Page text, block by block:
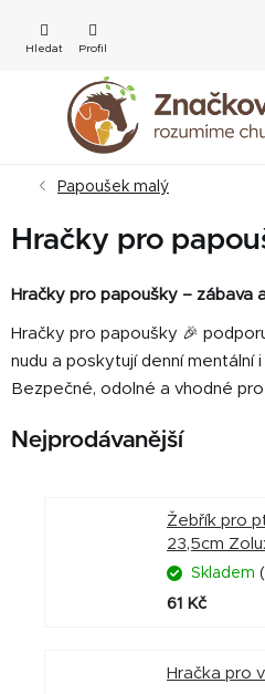
obsah
Papoušek malý
Hračky pro
Hračky pro papoušky – zábava
Hračky pro papoušky 🎉
nudu a poskytují denní mentální
Bezpečné, odolné a vhodné
Nejprodávanější
Žebřík pro
23,5cm
Skladem
61 Kč
Hračka pro